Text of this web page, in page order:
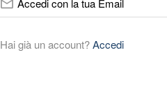
Accedi con la tua Email
Hai già un account?Accedi